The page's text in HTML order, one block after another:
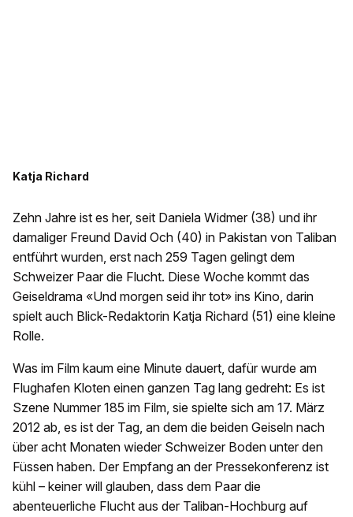
Katja Richard
Zehn Jahre ist es her, seit Daniela Widmer (38) und ihr
damaliger Freund David Och (40) in Pakistan von Taliban
entführt wurden, erst nach 259 Tagen gelingt dem
Schweizer Paar die Flucht. Diese Woche kommt das
Geiseldrama «Und morgen seid ihr tot» ins Kino, darin
spielt auch Blick-Redaktorin Katja Richard (51) eine kleine
Rolle.
Was im Film kaum eine Minute dauert, dafür wurde am
Flughafen Kloten einen ganzen Tag lang gedreht: Es ist
Szene Nummer 185 im Film, sie spielte sich am 17. März
2012 ab, es ist der Tag, an dem die beiden Geiseln nach
über acht Monaten wieder Schweizer Boden unter den
Füssen haben. Der Empfang an der Pressekonferenz ist
kühl – keiner will glauben, dass dem Paar die
abenteuerliche Flucht aus der Taliban-Hochburg auf